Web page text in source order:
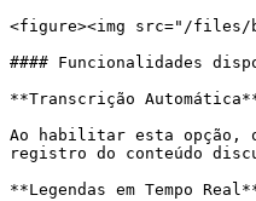
<figure><img src="/files/
#### Funcionalidades
**Transcrição
Ao habilitar esta opção,
registro do conteúdo
**Legendas em Tempo